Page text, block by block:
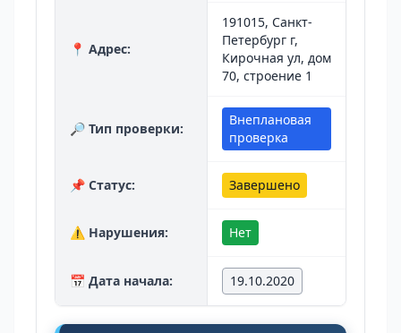
📍 Адрес:
191015, Санкт-
Петербург г,
Кирочная ул, дом
70, строение 1
🔎 Тип проверки:
Внеплановая
проверка
📌 Статус: Завершено
⚠️ Нарушения: Нет
📅 Дата начала: 19.10.2020